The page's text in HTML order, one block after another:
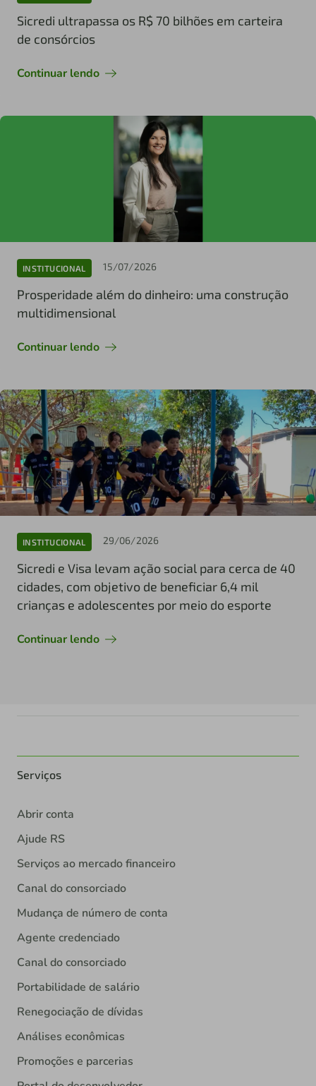
Sicredi ultrapassa os R$ 70 bilhões em carteira
de consórcios
Continuar lendo
INSTITUCIONAL 15/07/2026
Prosperidade além do dinheiro: uma construção
multidimensional
Continuar lendo
INSTITUCIONAL 29/06/2026
Sicredi e Visa levam ação social para cerca de 40
cidades, com objetivo de beneficiar 6,4 mil
crianças e adolescentes por meio do esporte
Continuar lendo
Serviços
Abrir conta
Ajude RS
Serviços ao mercado financeiro
Canal do consorciado
Mudança de número de conta
Agente credenciado
Canal do consorciado
Portabilidade de salário
Renegociação de dívidas
Análises econômicas
Promoções e parcerias